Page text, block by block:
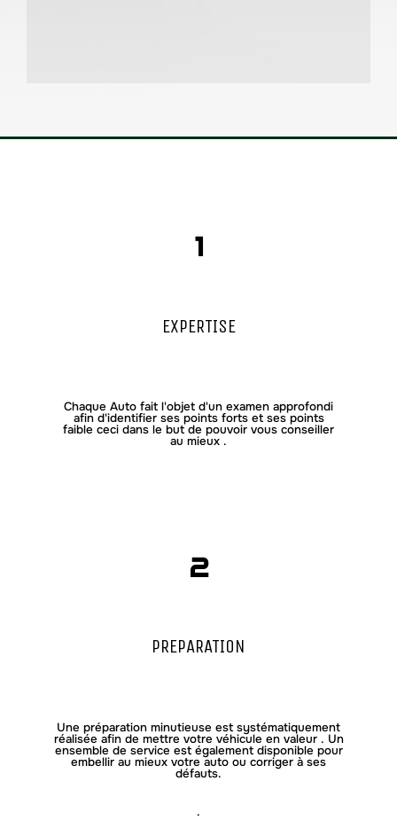
1
EXPERTISE
Chaque Auto fait l'objet d'un examen approfondi
afin d'identifier ses points forts et ses points
faible ceci dans le but de pouvoir vous conseiller
au mieux .
2
PREPARATION
Une préparation minutieuse est systématiquement
réalisée afin de mettre votre véhicule en valeur . Un
ensemble de service est également disponible pour
embellir au mieux votre auto ou corriger à ses
défauts.
.